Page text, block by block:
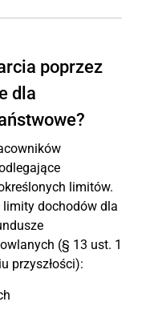
poprzez
dla
limitów.
dochodów dla
(§ 13 ust. 1
przyszłości):